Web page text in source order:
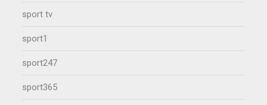
sport tv
sport1
sport247
sport365